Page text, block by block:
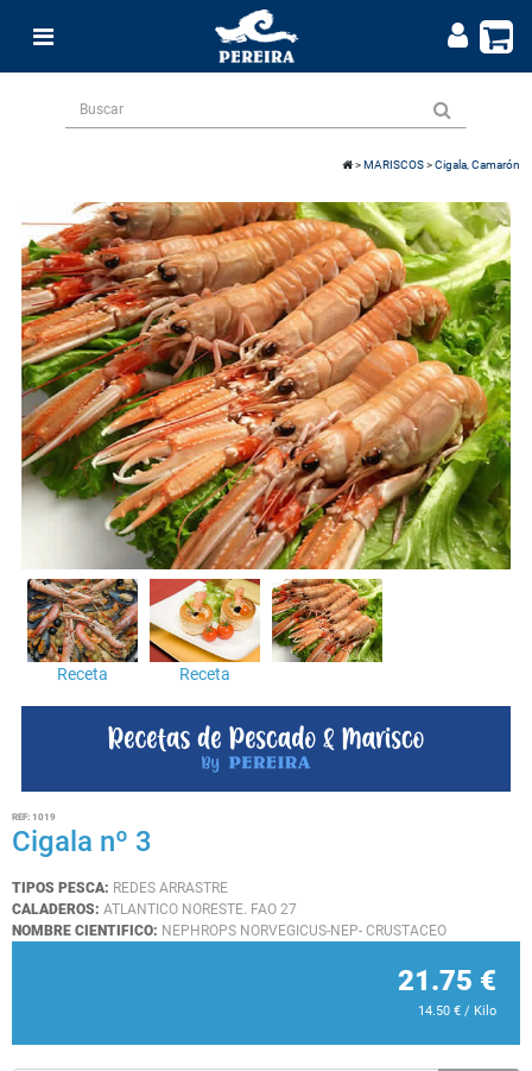
>MARISCOS>Cigala, Camarón
Receta Receta
REF: 1019
Cigala nº 3
TIPOS PESCA: REDES ARRASTRE
CALADEROS: ATLANTICO NORESTE. FAO 27
NOMBRE CIENTIFICO: NEPHROPS NORVEGICUS-NEP- CRUSTACEO
21.75 €
14.50 € / Kilo